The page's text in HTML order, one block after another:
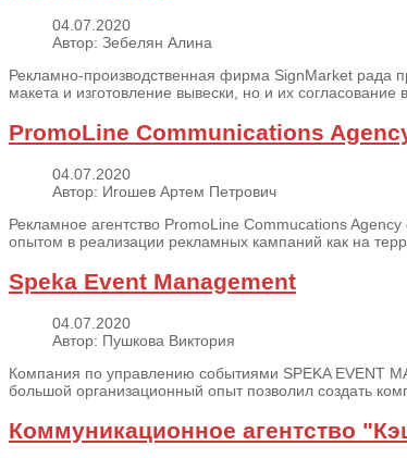
04.07.2020
Автор: Зебелян Алина
Рекламно-производственная фирма SignMarket рада
макета и изготовление вывески, но и их
PromoLine Communications
04.07.2020
Автор: Игошев Артем Петрович
Рекламное агентство PromoLine Commucations
опытом в реализации рекламных кампаний как на
Speka Event Management
04.07.2020
Автор: Пушкова Виктория
Компания по управлению событиями SPEKA EVENT
большой организационный опыт позволил создать
Коммуникационное агентство